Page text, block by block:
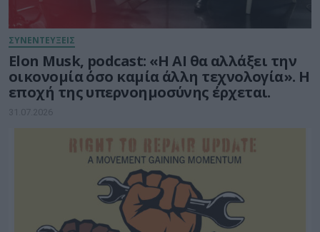
ΣΥΝΕΝΤΕΥΞΕΙΣ
Elon Musk, podcast: «Η AI θα αλλάξει την
οικονομία όσο καμία άλλη τεχνολογία». Η
εποχή της υπερνοημοσύνης έρχεται.
31.07.2026